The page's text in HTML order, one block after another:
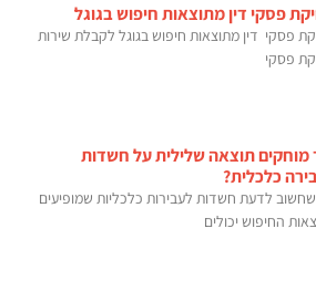
פסקי דין מתוצאות חיפוש בגוגל
פסקי דין מתוצאות חיפוש בגוגל לקבלת שירות
פסקי
מוחקים תוצאה שלילית על חשדות
כלכלית?
לדעת חשדות לעבירות כלכליות שמופיעים
החיפוש יכולים